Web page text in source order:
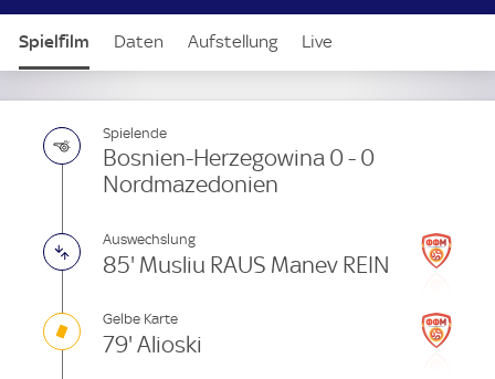
Spielfilm Daten Aufstellung Live
Spielende
Bosnien-Herzegowina 0 - 0
Nordmazedonien
Auswechslung
85' Musliu RAUS Manev REIN
Gelbe Karte
79' Alioski